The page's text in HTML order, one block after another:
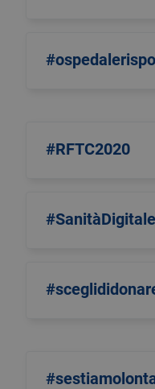
#RFTC2020
#SanitàDigitale